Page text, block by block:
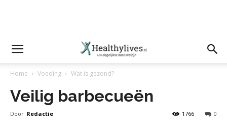
Home Voeding Wat is gezond?
Veilig barbecueën
Door Redactie 0
1766